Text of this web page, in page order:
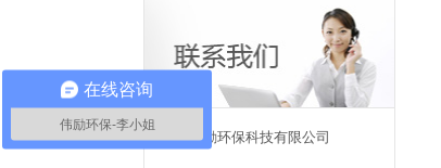
东莞伟励环保科技有限公司
在线咨询
伟励环保-李小姐